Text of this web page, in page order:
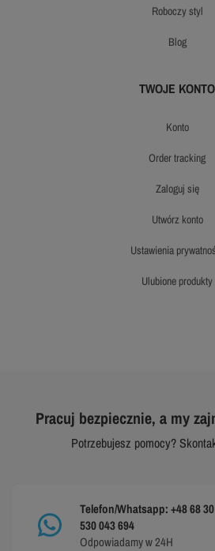
roboczy styl
blog
TWOJE KONTO
konto
order tracking
zaloguj się
utwórz konto
ustawienia
ulubione produkty
Pracuj bezpiecznie, a my
Potrzebujesz pomocy?
Telefon/Whatsapp: +48 68
530 043 694
Odpowiadamy w 24H